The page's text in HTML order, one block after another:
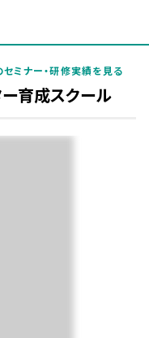
育成スクール
セミナー・研修実績を見る